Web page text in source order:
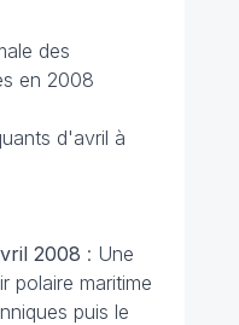
des
en 2008
d'avril à
2008 : Une
polaire maritime
puis le